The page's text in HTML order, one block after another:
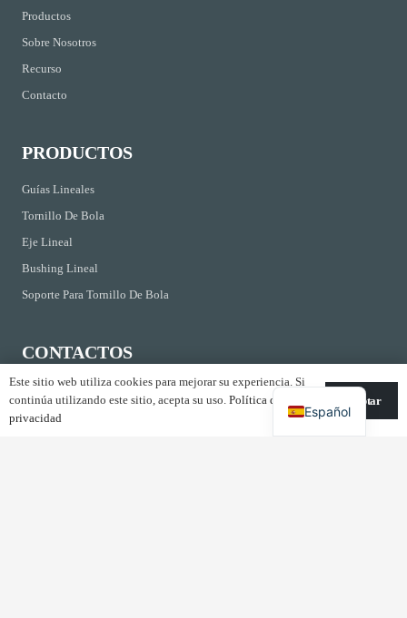
Productos
Sobre Nosotros
Recurso
Contacto
PRODUCTOS
Guías Lineales
Tornillo De Bola
Eje Lineal
Bushing Lineal
Soporte Para Tornillo De Bola
CONTACTOS
Kirchrainstrasse 3 CH-8855 Wangen Suiza
info@shac-europe.com
Este sitio web utiliza cookies para mejorar su experiencia. Si
continúa utilizando este sitio, acepta su uso. Política de
privacidad
Aceptar
Español